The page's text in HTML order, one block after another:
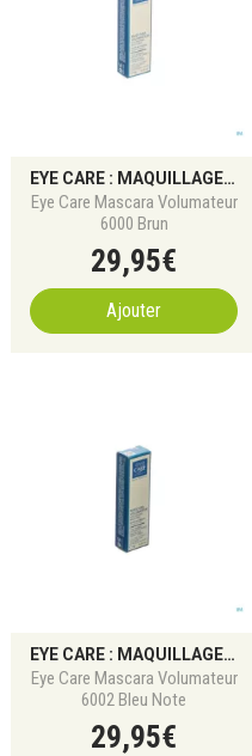
EYE CARE : MAQUILLAGE POUR YEUX SENSIBLES ET ALLERGIQUES
Eye Care Mascara Volumateur
6000 Brun
29,95€
Ajouter
EYE CARE : MAQUILLAGE POUR YEUX SENSIBLES ET ALLERGIQUES
Eye Care Mascara Volumateur
6002 Bleu Note
29,95€